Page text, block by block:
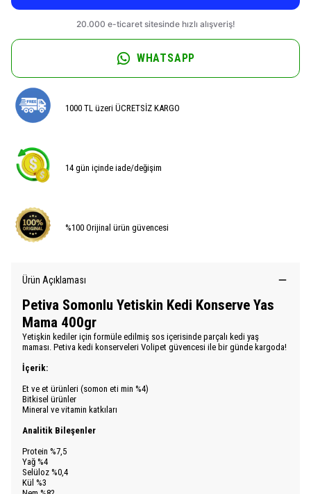
WHATSAPP
1000 TL üzeri ÜCRETSİZ KARGO
14 gün içinde iade/değişim
%100 Orijinal ürün güvencesi
Ürün Açıklaması
Petiva Somonlu Yetiskin Kedi Konserve Yas
Mama 400gr
Yetişkin kediler için formüle edilmiş sos içerisinde parçalı kedi yaş
maması. Petiva kedi konserveleri Volipet güvencesi ile bir günde kargoda!
İçerik:
Et ve et ürünleri (somon eti min %4)
Bitkisel ürünler
Mineral ve vitamin katkıları
Analitik Bileşenler
Protein %7,5
Yağ %4
Selüloz %0,4
Kül %3